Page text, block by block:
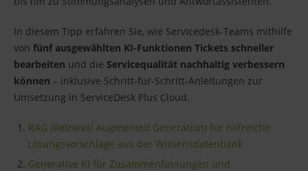
In diesem Tipp erfahren Sie, wie Servicedesk-Teams mithilfe
von fünf ausgewählten KI-Funktionen Tickets schneller
bearbeiten und die Servicequalität nachhaltig verbessern
können – inklusive Schritt-für-Schritt-Anleitungen zur
Umsetzung in ServiceDesk Plus Cloud.
RAG (Retrieval Augmented Generation) für hilfreiche
Lösungsvorschläge aus der Wissensdatenbank
Generative KI für Zusammenfassungen und